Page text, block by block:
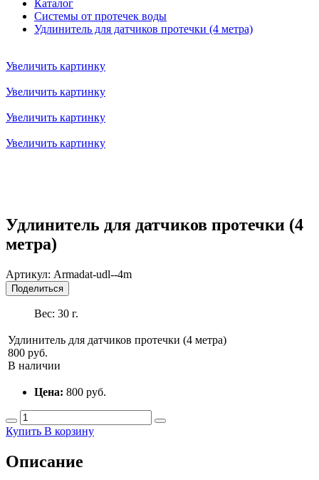
Каталог
Системы от протечек воды
Удлинитель для датчиков протечки (4 метра)
Увеличить картинку
Увеличить картинку
Увеличить картинку
Увеличить картинку
Удлинитель для датчиков протечки (4
метра)
Артикул: Armadat-udl--4m
Поделиться
Вес: 30 г.
Удлинитель для датчиков протечки (4 метра)
800 руб.
В наличии
Цена: 800 руб.
Купить В корзину
Описание